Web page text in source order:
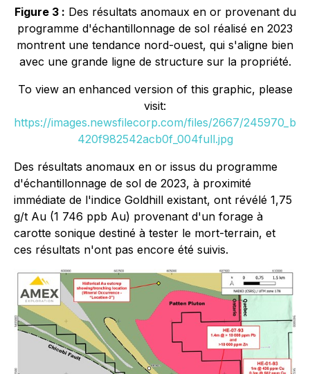
Figure 3 : Des résultats anomaux en or provenant du
programme d'échantillonnage de sol réalisé en 2023
montrent une tendance nord-ouest, qui s'aligne bien
avec une grande ligne de structure sur la propriété.
To view an enhanced version of this graphic, please
visit:
https://images.newsfilecorp.com/files/2667/245970_b
420f982542acb0f_004full.jpg
Des résultats anomaux en or issus du programme
d'échantillonnage de sol de 2023, à proximité
immédiate de l'indice Goldhill existant, ont révélé 1,75
g/t Au (1 746 ppb Au) provenant d'un forage à
carotte sonique destiné à tester le mort-terrain, et
ces résultats n'ont pas encore été suivis.